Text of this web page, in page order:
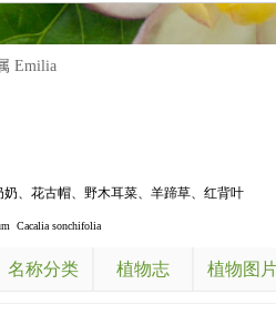
Emilia
奶、 花古帽、 野木耳菜、 羊蹄草、 红背叶
Cacalia sonchifolia
名称分类 植物志 植物图